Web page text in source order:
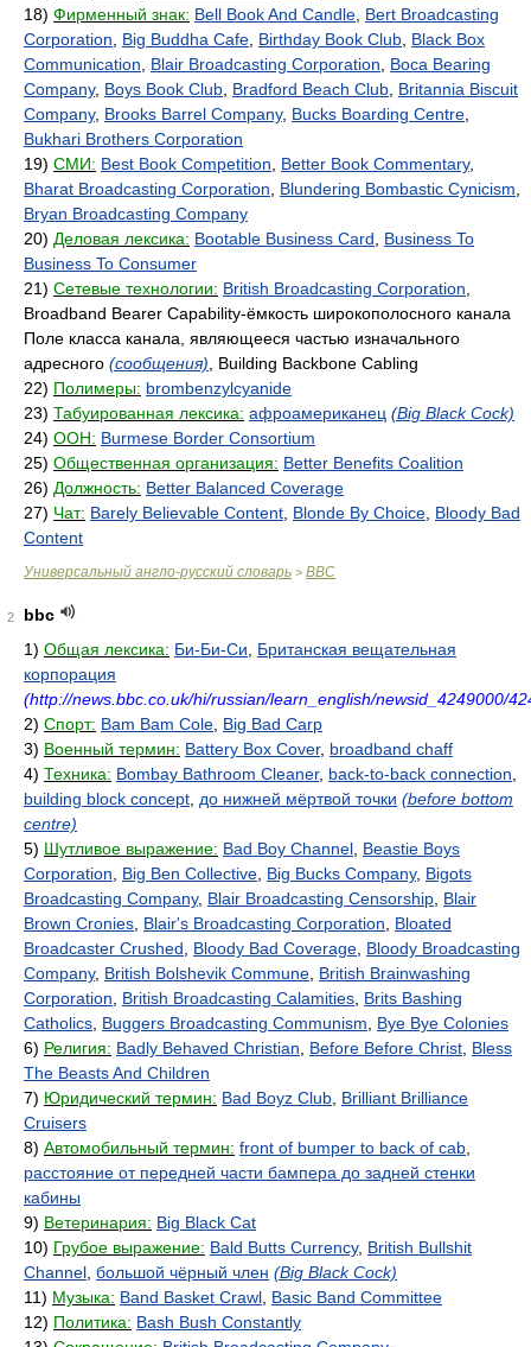
18) Фирменный знак: Bell Book And Candle Bert Broadcasting
Corporation
Big Buddha Cafe Birthday Book Club Black Box
Communication
Blair Broadcasting Corporation
Boca Bearing
Company, Boys Book Club Bradford Beach Club Britannia Biscuit
Company, Brooks Barrel Company, Bucks Boarding Centre
Bukhari Brothers Corporation
19) СМИ: Best Book Competition Better Book Commentary,
Bharat Broadcasting Corporation
Blundering Bombastic Cynicism
Bryan Broadcasting Company
20) Деловая лексика: Bootable Business Card
Business To
Business To Consumer
21) Сетевые технологии: British Broadcasting Corporation
Broadband Bearer Capability-ёмкость широкополосного канала
Поле класса канала, являющееся частью изначального
адресного (сообщения) , Building Backbone Cabling
22) Полимеры: brombenzylcyanide
23) Табуированная лексика: афроамериканец (Big Black Cock)
24) ООН: Burmese Border Consortium
25) Общественная организация: Better Benefits Coalition
26) Должность: Better Balanced Coverage
27) Чат: Barely Believable Content Blonde By Choice Bloody Bad
Content
Универсальный англо-русский словарь > BBC
2
bbc
1) Общая лексика: Би-Би-Си
Британская вещательная
корпорация
(http://news.bbc.co.uk/hi/russian/learn_english/newsid_4249000/
2) Спорт: Bam Bam Cole Big Bad Carp
3) Военный термин: Battery Box Cover, broadband chaff
4) Техника: Bombay Bathroom Cleaner, back-to-back connection
building block concept до нижней мёртвой точки (before bottom
centre)
5) Шутливое выражение: Bad Boy Channel Beastie Boys
Corporation
Big Ben Collective Big Bucks Company, Bigots
Broadcasting Company, Blair Broadcasting Censorship Blair
Brown Cronies Blair's Broadcasting Corporation
Bloated
Broadcaster Crushed
Bloody Bad Coverage Bloody Broadcasting
Company, British Bolshevik Commune British Brainwashing
Corporation
British Broadcasting Calamities Brits Bashing
Catholics Buggers Broadcasting Communism
Bye Bye Colonies
6) Религия: Badly Behaved Christian Before Before Christ Bless
The Beasts And Children
7) Юридический термин: Bad Boyz Club Brilliant Brilliance
Cruisers
8) Автомобильный термин: front of bumper to back of cab
расстояние от передней части бампера до задней стенки
кабины
9) Ветеринария: Big Black Cat
10) Грубое выражение: Bald Butts Currency, British Bullshit
Channel большой чёрный член (Big Black Cock)
11) Музыка: Band Basket Crawl Basic Band Committee
12) Политика: Bash Bush Constantly